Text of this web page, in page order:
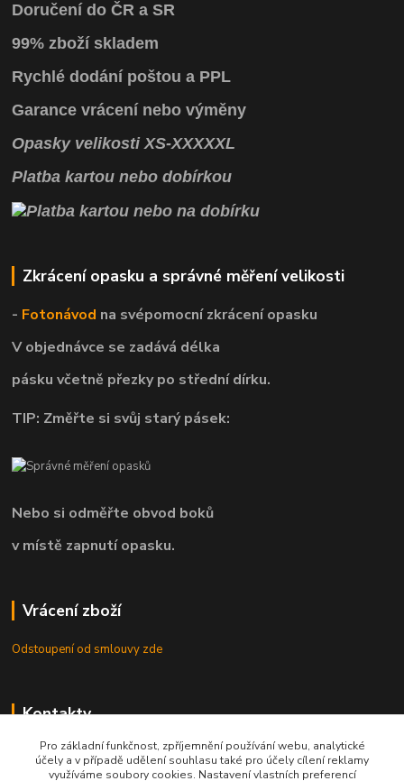
Doručení do ČR a SR
99% zboží skladem
Rychlé dodání poštou a PPL
Garance vrácení nebo výměny
OpaskyvelikostiXS-XXXXXL
Platba kartou nebo dobírkou
Zkrácení opasku a správné měření velikosti
- Fotonávod na svépomocnízkrácení opasku
V objednávce se zadává délka
pásku včetně přezky po střední dírku.
TIP: Změřte si svůj starý pásek:
Nebo si odměřte obvod boků
v místě zapnutí opasku.
Vrácení zboží
Odstoupení od smlouvy zde
Kontakty
8.00 - 22.00 / info@opasky.biz
Pro základní funkčnost, zpříjemnění používání webu, analytické
účely a v případě udělení souhlasu také pro účely cílení reklamy
využíváme soubory cookies. Nastavení vlastních preferencí